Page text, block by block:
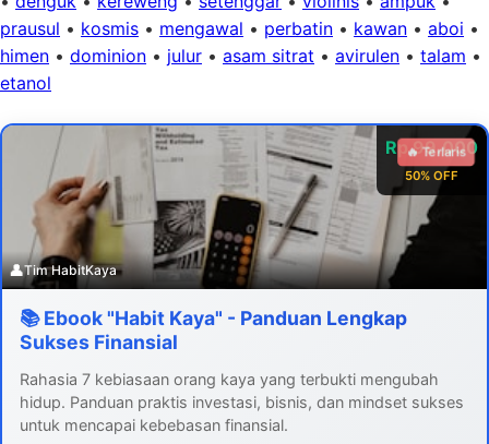
prausul • kosmis • mengawal • perbatin • kawan • aboi •
himen • dominion • julur • asam sitrat • avirulen • talam •
etanol
Rp 99.000
50% OFF
🔥 Terlaris
👤Tim HabitKaya
📚 Ebook "Habit Kaya" - Panduan Lengkap
Sukses Finansial
Rahasia 7 kebiasaan orang kaya yang terbukti mengubah
hidup. Panduan praktis investasi, bisnis, dan mindset sukses
untuk mencapai kebebasan finansial.